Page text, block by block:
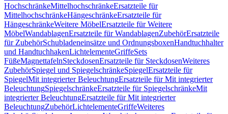
HochschränkeMittelhochschränkeErsatzteile für
MittelhochschränkeHängeschränkeErsatzteile für
HängeschränkeWeitere MöbelErsatzteile für Weitere
MöbelWandablagenErsatzteile für WandablagenZubehörErsatzteile
für ZubehörSchubladeneinsätze und OrdnungsboxenHandtuchhalter
und HandtuchhakenLichtelementeGriffeSets
FüßeMagnettafelnSteckdosenErsatzteile für SteckdosenWeiteres
ZubehörSpiegel und SpiegelschränkeSpiegelErsatzteile für
SpiegelMit integrierter BeleuchtungErsatzteile für Mit integrierter
BeleuchtungSpiegelschränkeErsatzteile für SpiegelschränkeMit
integrierter BeleuchtungErsatzteile für Mit integrierter
BeleuchtungZubehörLichtelementeGriffeWeiteres